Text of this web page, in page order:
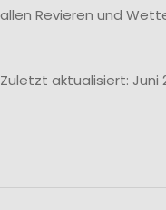
allen Revieren und
Zuletzt aktualisiert: Juni